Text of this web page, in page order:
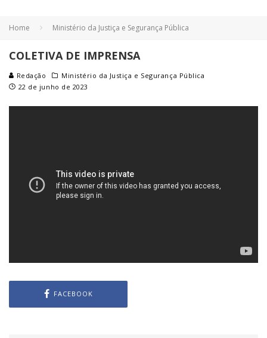
Home Ministério da Justiça e Segurança Pública
COLETIVA DE IMPRENSA
Redação
Ministério da Justiça e Segurança Pública
22 de junho de 2023
FACEBOOK